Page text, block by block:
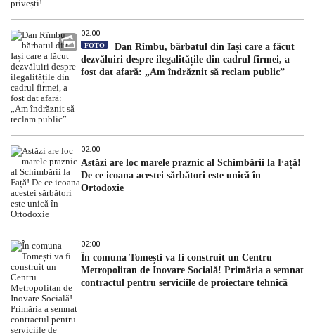
02:00
FOTO
Dan Rîmbu, bărbatul din Iași care a făcut
dezvăluiri despre ilegalitățile din cadrul firmei, a
fost dat afară: „Am îndrăznit să reclam public”
02:00
Astăzi are loc marele praznic al Schimbării la Față!
De ce icoana acestei sărbători este unică în
Ortodoxie
02:00
În comuna Tomești va fi construit un Centru
Metropolitan de Inovare Socială! Primăria a semnat
contractul pentru serviciile de proiectare tehnică